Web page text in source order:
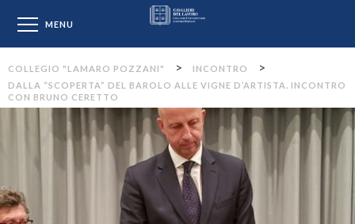
MENU
COLLEGIO "LAMARO POZZANI" > INCONTRO >
DALLA “SCOPERTA” DEL BAROLO ALLE VIGNE D’ARTISTA. INCONTRO
CON BRUNO CERETTO